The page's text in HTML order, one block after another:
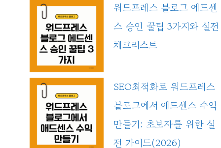
워드프레스 블로그 에드센
스 승인 꿀팁 3가지와 실전
체크리스트
SEO최적화로 워드프레스
블로그에서 애드센스 수익
만들기: 초보자를 위한 실
전 가이드(2026)